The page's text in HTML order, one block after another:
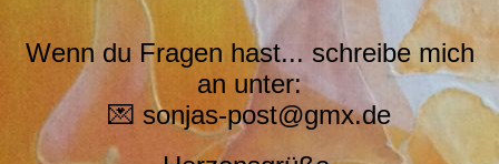
Wenn du Fragen hast... schreibe mich
an unter:
💌 sonjas-post@gmx.de